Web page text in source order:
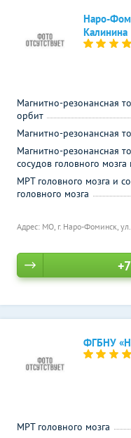
Наро-
Калинина
Адрес: МО, г. Наро-Фоминск,
Магнитно-резонансная
орбит
Магнитно-резонансная
Магнитно-резонансная
сосудов головного
МРТ головного мозга и
головного мозга
ФГБНУ
МРТ головного мозга